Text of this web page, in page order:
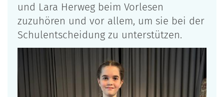
und Lara Herweg beim Vorlesen
zuzuhören und vor allem, um sie bei der
Schulentscheidung zu unterstützen.